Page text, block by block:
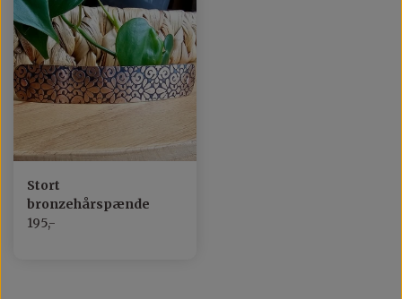
Stort
bronzehårspænde
195,-